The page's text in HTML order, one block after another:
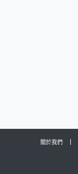
關於我們